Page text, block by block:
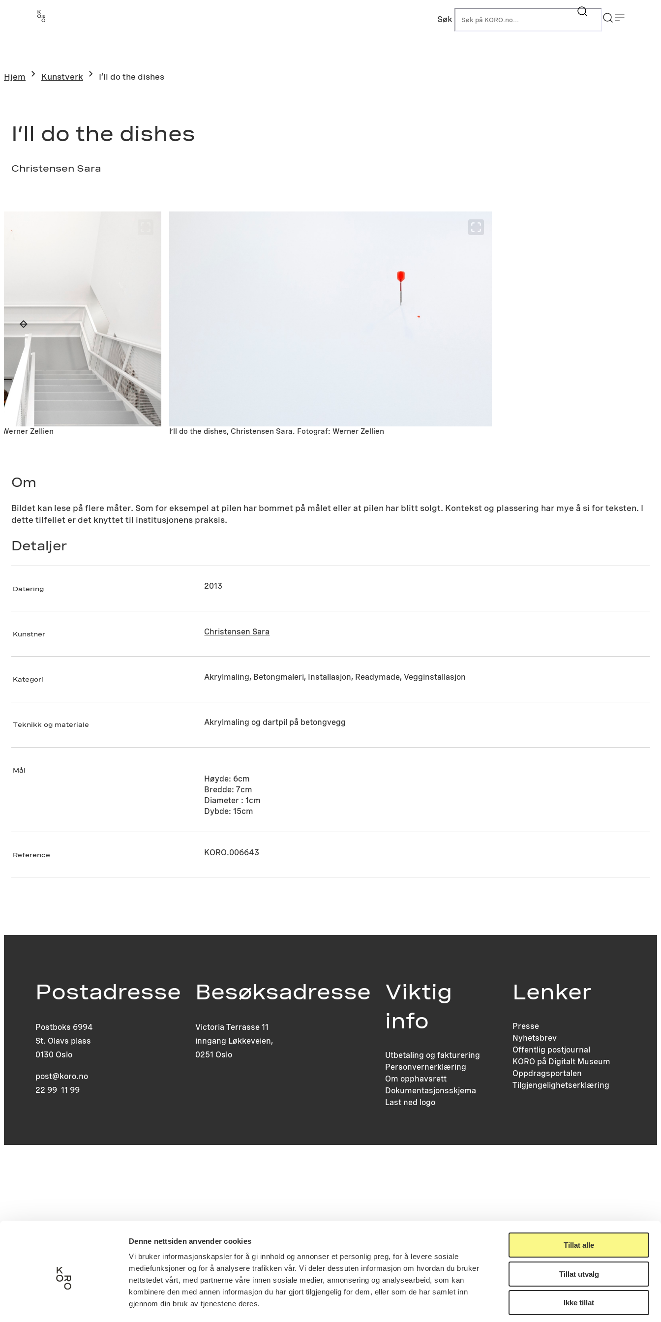
Denne nettsiden anvender cookies
Vi bruker informasjonskapsler for å gi innhold og annonser et personlig preg, for å levere sosiale
mediefunksjoner og for å analysere trafikken vår. Vi deler dessuten informasjon om hvordan du bruker
nettstedet vårt, med partnerne våre innen sosiale medier, annonsering og analysearbeid, som kan
kombinere den med annen informasjon du har gjort tilgjengelig for dem, eller som de har samlet inn
gjennom din bruk av tjenestene deres.
Tillat alle
Tillat utvalg
Ikke tillat
Søk
Hjem Kunstverk I’ll do the dishes
I’ll do the dishes
Christensen Sara
Zellien I’ll do the dishes, Christensen Sara. Fotograf: Werner Zellien
Om
Bildet kan lese på flere måter. Som for eksempel at pilen har bommet på målet eller at pilen har blitt solgt. Kontekst og plassering har mye å si for teksten. I
dette tilfellet er det knyttet til institusjonens praksis.
Detaljer
Datering 2013
Kunstner Christensen Sara
Kategori Akrylmaling, Betongmaleri, Installasjon, Readymade, Vegginstallasjon
Teknikk og materiale Akrylmaling og dartpil på betongvegg
Mål
Høyde: 6cm
Bredde: 7cm
Diameter : 1cm
Dybde: 15cm
Reference KORO.006643
Postadresse
Postboks 6994
St. Olavs plass
0130 Oslo
post@koro.no
22 99 11 99
Besøksadresse
Victoria Terrasse 11
inngang Løkkeveien,
0251 Oslo
Viktig
info
Utbetaling og fakturering
Personvernerklæring
Om opphavsrett
Dokumentasjonsskjema
Last ned logo
Lenker
Presse
Nyhetsbrev
Offentlig postjournal
KORO på Digitalt Museum
Oppdragsportalen
Tilgjengelighetserklæring